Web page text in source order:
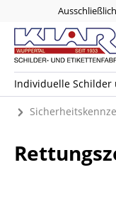
Individuelle Schilder